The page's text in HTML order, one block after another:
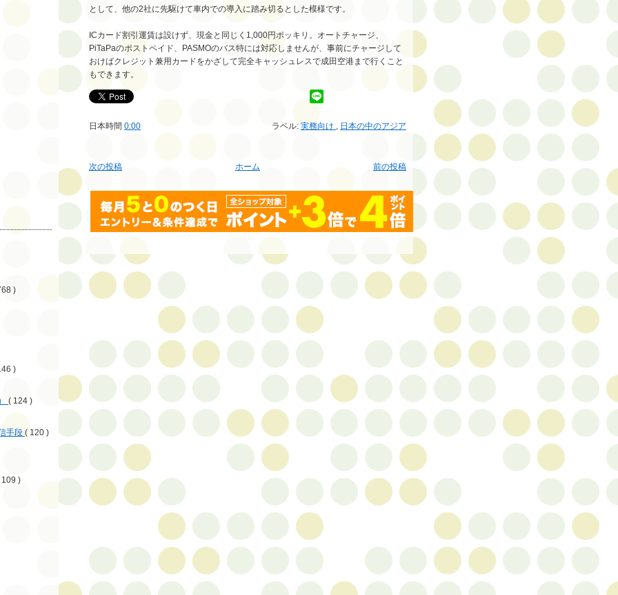
として、他の2社に先駆けて車内での導入に踏み切るとした模様です。
ICカード割引運賃は設けず、現金と同じく1,000円ポッキリ。オートチャージ、
PiTaPaのポストペイド、PASMOのバス特には対応しませんが、事前にチャージして
おけばクレジット兼用カードをかざして完全キャッシュレスで成田空港まで行くこと
もできます。
日本時間 0:00 ラベル: 実務向け , 日本の中のアジア
次の投稿 前の投稿
ホーム
)
)
( 124 )
手段 ( 120 )
109 )